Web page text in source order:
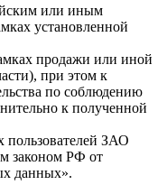
или иным
установленной
продажи или иной
при этом к
по соблюдению
к полученной
пользователей ЗАО
законом РФ от
данных».